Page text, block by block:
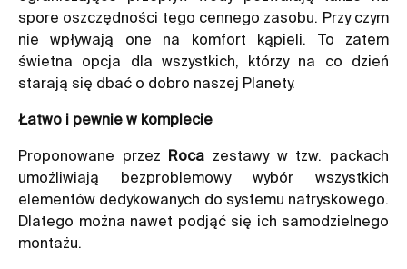
spore oszczędności tego cennego zasobu. Przy czym
nie wpływają one na komfort kąpieli. To zatem
świetna opcja dla wszystkich, którzy na co dzień
starają się dbać o dobro naszej Planety.
Łatwo i pewnie w komplecie
Proponowane przez Roca zestawy w tzw. packach
umożliwiają bezproblemowy wybór wszystkich
elementów dedykowanych do systemu natryskowego.
Dlatego można nawet podjąć się ich samodzielnego
montażu.